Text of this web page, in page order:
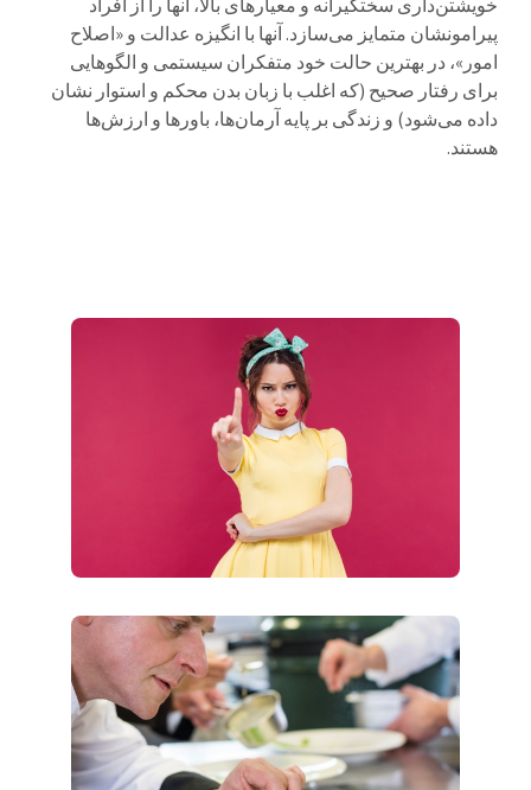
خویشتن‌داری سختگیرانه و معیارهای بالا، آنها را از افراد
پیرامونشان متمایز می‌سازد. آنها با انگیزه عدالت و «اصلاح
امور»، در بهترین حالت خود متفکران سیستمی و الگوهایی
برای رفتار صحیح (که اغلب با زبان بدن محکم و استوار نشان
داده می‌شود) و زندگی بر پایه آرمان‌ها، باورها و ارزش‌ها
هستند.